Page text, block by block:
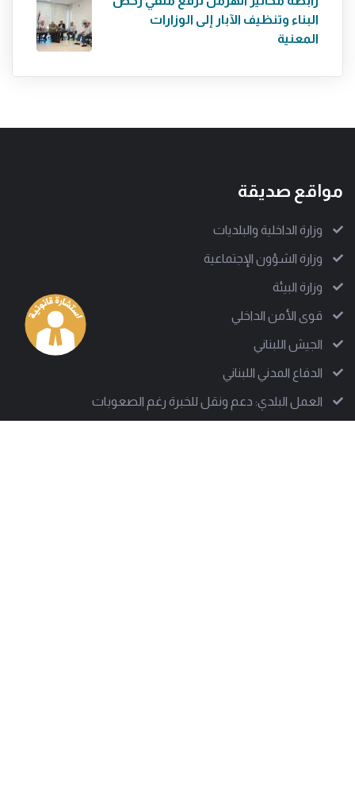
البناء وتنظيف الآبار إلى الوزارات
المعنية
مواقع صديقة
وزارة الداخلية والبلديات
وزارة الشؤون الإجتماعية
وزارة البيئة
قوى الأمن الداخلي
الجيش اللبناني
الدفاع المدني اللبناني
العمل البلدي: دعم ونقل للخبرة رغم الصعوبات